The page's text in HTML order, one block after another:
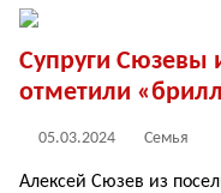
Супруги Сюзевы
отметили
05.03.2024 Семья
Алексей Сюзев из